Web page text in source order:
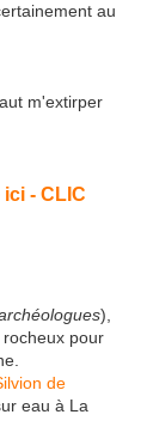
au
m'extirper
- CLIC
),
pour
de
eau à La